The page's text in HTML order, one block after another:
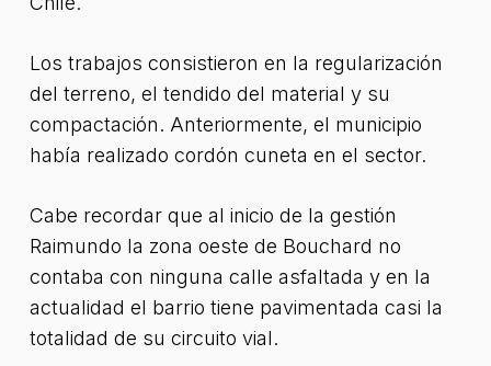
Los trabajos consistieron en la regularización
del terreno, el tendido del material y su
compactación. Anteriormente, el municipio
había realizado cordón cuneta en el sector.
Cabe recordar que al inicio de la gestión
Raimundo la zona oeste de Bouchard no
contaba con ninguna calle asfaltada y en la
actualidad el barrio tiene pavimentada casi la
totalidad de su circuito vial.